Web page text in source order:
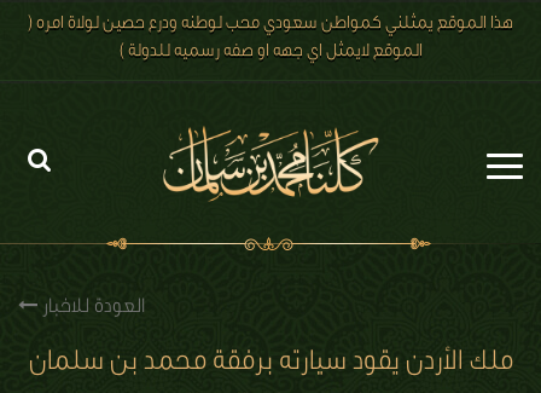
هذا الموقع يمثلني كمواطن سعودي محب لوطنه ودرع حصين لولاة امره (
الموقع لايمثل اي جهه او صفه رسميه للدولة )
رؤية 2030
العودة للاخبار
ملك الأردن يقود سيارته برفقة محمد بن سلمان